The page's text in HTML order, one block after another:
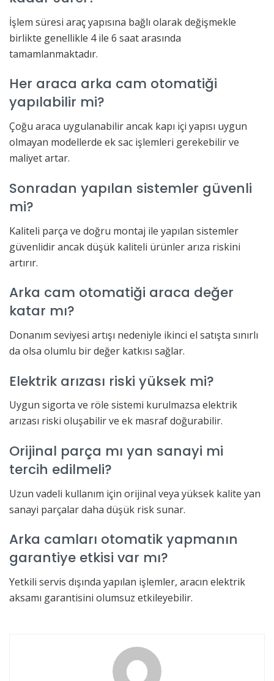
İşlem süresi araç yapısına bağlı olarak değişmekle
birlikte genellikle 4 ile 6 saat arasında
tamamlanmaktadır.
Her araca arka cam otomatiği
yapılabilir mi?
Çoğu araca uygulanabilir ancak kapı içi yapısı uygun
olmayan modellerde ek sac işlemleri gerekebilir ve
maliyet artar.
Sonradan yapılan sistemler güvenli
mi?
Kaliteli parça ve doğru montaj ile yapılan sistemler
güvenlidir ancak düşük kaliteli ürünler arıza riskini
artırır.
Arka cam otomatiği araca değer
katar mı?
Donanım seviyesi artışı nedeniyle ikinci el satışta sınırlı
da olsa olumlu bir değer katkısı sağlar.
Elektrik arızası riski yüksek mi?
Uygun sigorta ve röle sistemi kurulmazsa elektrik
arızası riski oluşabilir ve ek masraf doğurabilir.
Orijinal parça mı yan sanayi mi
tercih edilmeli?
Uzun vadeli kullanım için orijinal veya yüksek kalite yan
sanayi parçalar daha düşük risk sunar.
Arka camları otomatik yapmanın
garantiye etkisi var mı?
Yetkili servis dışında yapılan işlemler, aracın elektrik
aksamı garantisini olumsuz etkileyebilir.